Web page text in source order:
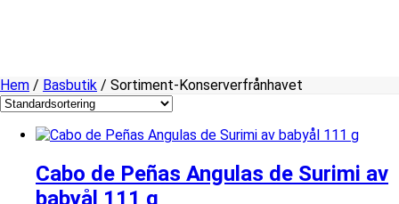
Hem / Basbutik / Sortiment-Konserverfrånhavet
Cabo de Peñas Angulas de Surimi av
babyål 111 g